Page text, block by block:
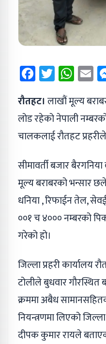
Facebook
Twitter
रौतहट। लाखौं मूल्य
लोड रहेको नेपाली
चालकलाई रौतहट
सीमावर्ती बजार
मूल्य बराबरको भन्सार
धनिया , रिफाईन तेल,
००१ च ४००० नम्बरको
गरेको हो।
जिल्ला प्रहरी कार्यालय
टोलीले बुधवार
क्रममा अबैध
नियन्त्रणमा लिएको
दीपक कुमार रायले